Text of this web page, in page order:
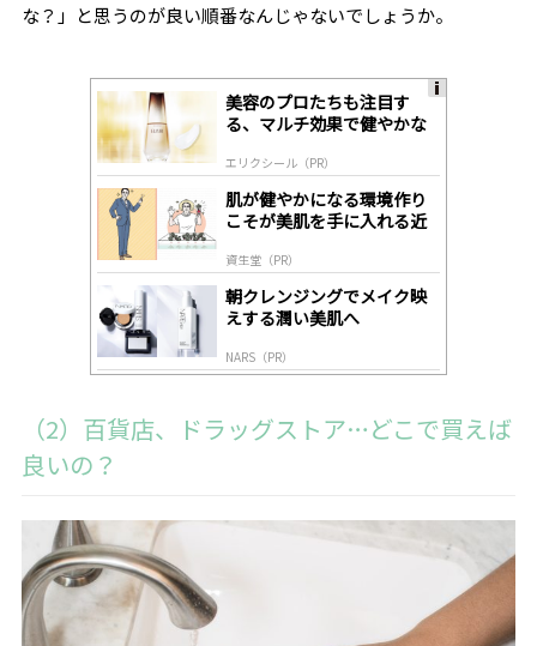
な？」と思うのが良い順番なんじゃないでしょうか。
美容のプロたちも注目す
る、マルチ効果で健やかな
エリクシール（PR）
肌が健やかになる環境作り
こそが美肌を手に入れる近
資生堂（PR）
朝クレンジングでメイク映
えする潤い美肌へ
NARS（PR）
（2）百貨店、ドラッグストア…どこで買えば
良いの？